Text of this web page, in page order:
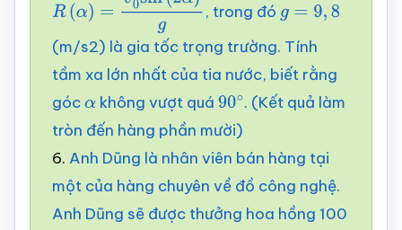
R(α)= v0 2sin(2α)g , trong đó g =9 ,8
(m/s2) là gia tốc trọng trường. Tính
tầm xa lớn nhất của tia nước, biết rằng
gócα không vượt quá90∘. (Kết quả làm
tròn đến hàng phần mười)
6. Anh Dũng là nhân viên bán hàng tại
một của hàng chuyên về đồ công nghệ.
Anh Dũng sẽ được thưởng hoa hồng 100